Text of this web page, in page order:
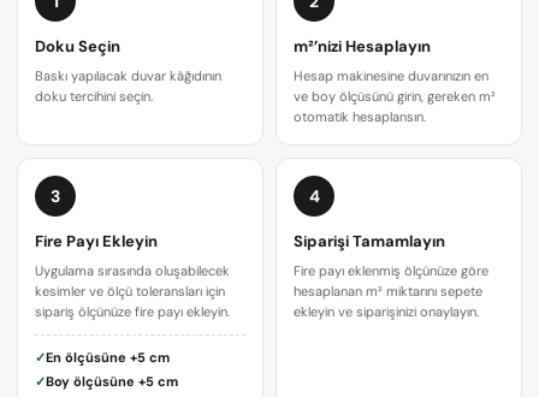
Doku Seçin
Baskı yapılacak duvar kâğıdının
doku tercihini seçin.
m²’nizi Hesaplayın
Hesap makinesine duvarınızın en
ve boy ölçüsünü girin, gereken m²
otomatik hesaplansın.
3
Fire Payı Ekleyin
Uygulama sırasında oluşabilecek
kesimler ve ölçü toleransları için
sipariş ölçünüze fire payı ekleyin.
✓En ölçüsüne +5 cm
✓Boy ölçüsüne +5 cm
4
Siparişi Tamamlayın
Fire payı eklenmiş ölçünüze göre
hesaplanan m² miktarını sepete
ekleyin ve siparişinizi onaylayın.
Bir soru sor
Adınız
E-
posta
adresiniz